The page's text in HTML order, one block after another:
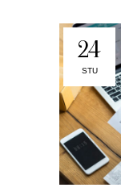
24
STU